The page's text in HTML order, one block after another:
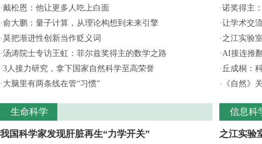
·戴松恩：他让更多人吃上白面
·俞大鹏：量子计算，从理论构想到未来引擎
·莫把渐进性创新当作贬义词
·汤涛院士专访王虹：菲尔兹奖得主的数学之路
·3人接力研究，拿下国家自然科学至高荣誉
· 大脑里有两条线在管“习惯”
生命科学
我国科学家发现肝脏再生“力学开关”
·诺奖得主
·让学术交
· 之江实验
·AI接连推
· 丘成桐：
·
《自然》
信息科
之江实验